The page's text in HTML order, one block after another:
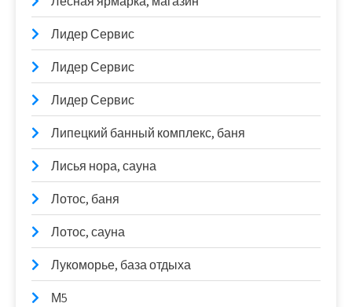
Лидер Сервис
Лидер Сервис
Лидер Сервис
Липецкий банный комплекс, баня
Лисья нора, сауна
Лотос, баня
Лотос, сауна
Лукоморье, база отдыха
М5